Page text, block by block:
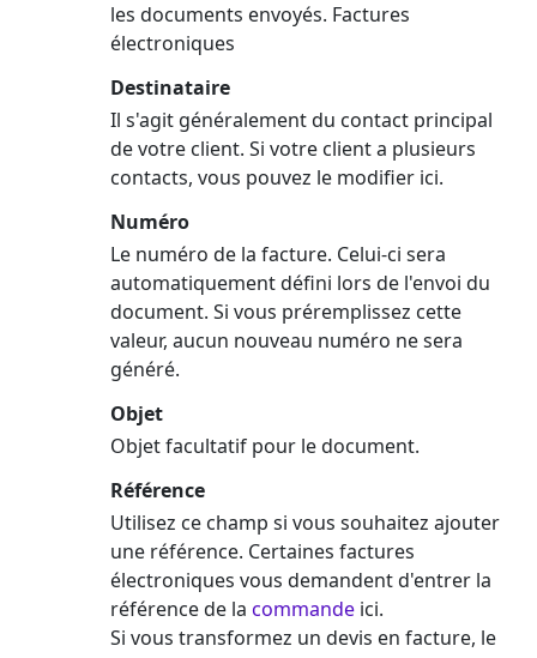
les documents envoyés. Factures
électroniques
Destinataire
Il s'agit généralement du contact principal
de votre client. Si votre client a plusieurs
contacts, vous pouvez le modifier ici.
Numéro
Le numéro de la facture. Celui-ci sera
automatiquement défini lors de l'envoi du
document. Si vous préremplissez cette
valeur, aucun nouveau numéro ne sera
généré.
Objet
Objet facultatif pour le document.
Référence
Utilisez ce champ si vous souhaitez ajouter
une référence. Certaines factures
électroniques vous demandent d'entrer la
référence de la commande ici.
Si vous transformez un devis en facture, le